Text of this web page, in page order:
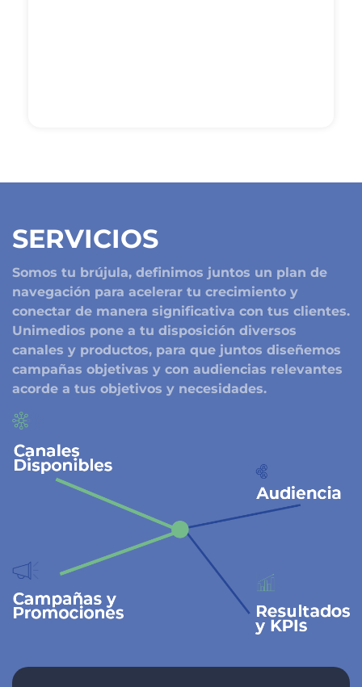
SERVICIOS
Somos tu brújula, definimos juntos un plan de
navegación para acelerar tu crecimiento y
conectar de manera significativa con tus clientes.
Unimedios pone a tu disposición diversos
canales y productos, para que juntos diseñemos
campañas objetivas y con audiencias relevantes
acorde a tus objetivos y necesidades.